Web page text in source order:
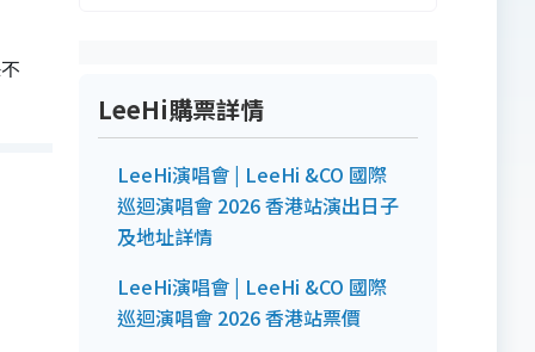
LeeHi購票詳情
LeeHi演唱會 | LeeHi &CO 國際
巡迴演唱會 2026 香港站演出日子
及地址詳情
LeeHi演唱會 | LeeHi &CO 國際
巡迴演唱會 2026 香港站票價